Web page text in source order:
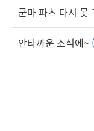
군마 파츠 다시 못
안타까운 소식에~